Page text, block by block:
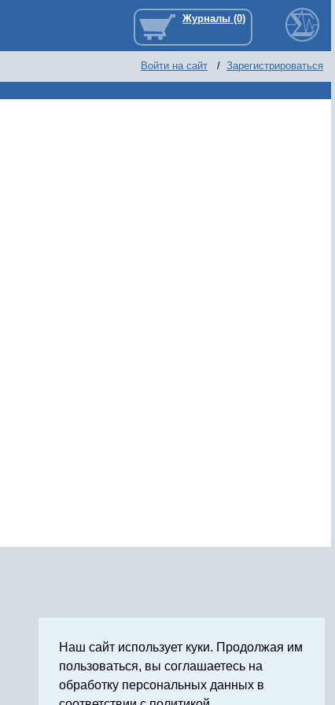
Войти на сайт / Зарегистрироваться
Наш сайт использует куки. Продолжая им
пользоваться, вы соглашаетесь на
обработку персональных данных в